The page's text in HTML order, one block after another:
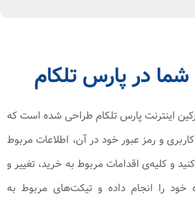
در پارس تلکام
اینترنت پارس تلکام طراحی شده است که
کاربری و رمز عبور خود در آن، اطلاعات مربوط
و کلیه‌ی اقدامات مربوط به خرید، تغییر و
خود را انجام داده و تیکت‌های مربوط به